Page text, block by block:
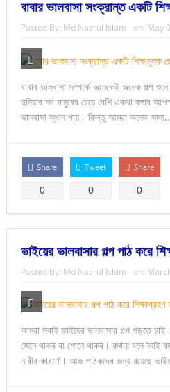
বাবার ভালবাসা সংক্রান্ত একটি
Posted By: Md Nazrul Islam on: May
বাবার ভালবাসা সম্পর্কে অনেকেই অনেক গল্প
দুনিয়ার সব মানুষের চেয়ে বেশি একথা বলার
ভালবাসা স্থান পায়। কিন্তু আমরা অনেক
Share
0
Tweet
0
Share
0
ভাইয়ের ভালবাসার গল্প পাঠ করে
Posted By: Md Nazrul Islam on:
আমরা সবাই ভাইয়ের ভালবাসার গল্প পড়তে
জেনে থাকব বা শোনে থাকব। কথায় বলে ‘ভাই
নারীর কারণে’। আজ পাঠকদের জন্য রয়েছে